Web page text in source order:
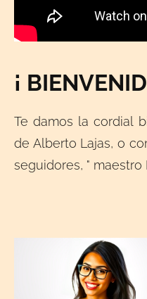
¡
Te damos la cordial
de Alberto Lajas, o
seguidores, " maestro